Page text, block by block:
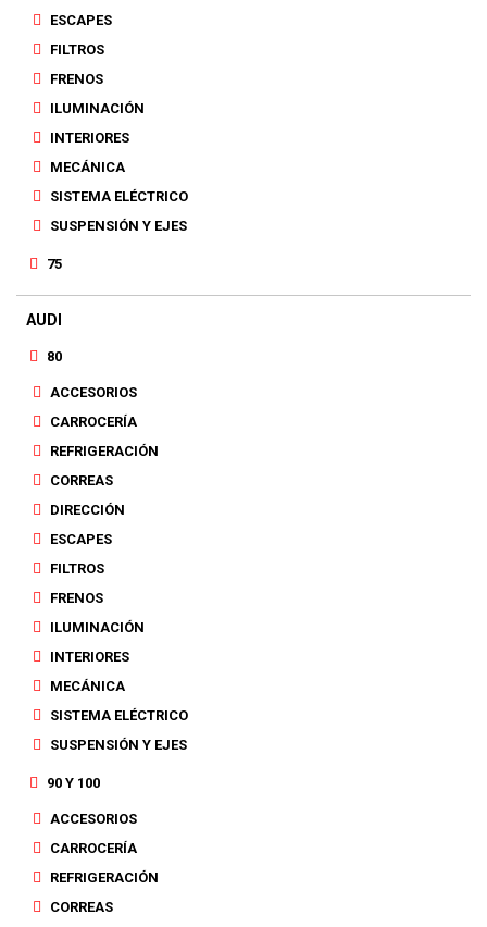
ESCAPES
FILTROS
FRENOS
ILUMINACIÓN
INTERIORES
MECÁNICA
SISTEMA ELÉCTRICO
SUSPENSIÓN Y EJES
75
AUDI
80
ACCESORIOS
CARROCERÍA
REFRIGERACIÓN
CORREAS
DIRECCIÓN
ESCAPES
FILTROS
FRENOS
ILUMINACIÓN
INTERIORES
MECÁNICA
SISTEMA ELÉCTRICO
SUSPENSIÓN Y EJES
90 Y 100
ACCESORIOS
CARROCERÍA
REFRIGERACIÓN
CORREAS